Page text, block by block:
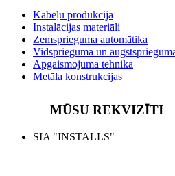
Kabeļu produkcija
Instalācijas materiāli
Zemsprieguma automātika
Vidsprieguma un
Apgaismojuma tehnika
Metāla konstrukcijas
MŪSU REKVIZĪTI
SIA "INSTALLS"